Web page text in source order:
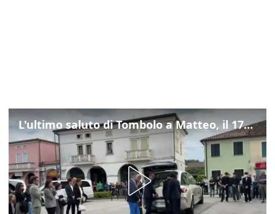
L'ultimo saluto di Tombolo a Matteo, il 17enne morto di tumore. Il video